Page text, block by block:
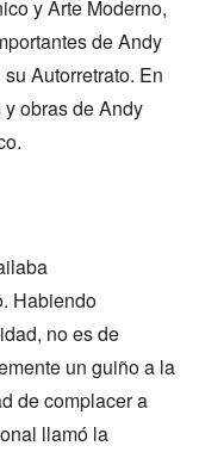
y Arte Moderno,
de Andy
Autorretrato. En
obras de Andy
Habiendo
no es de
un guiño a la
de complacer a
llamó la